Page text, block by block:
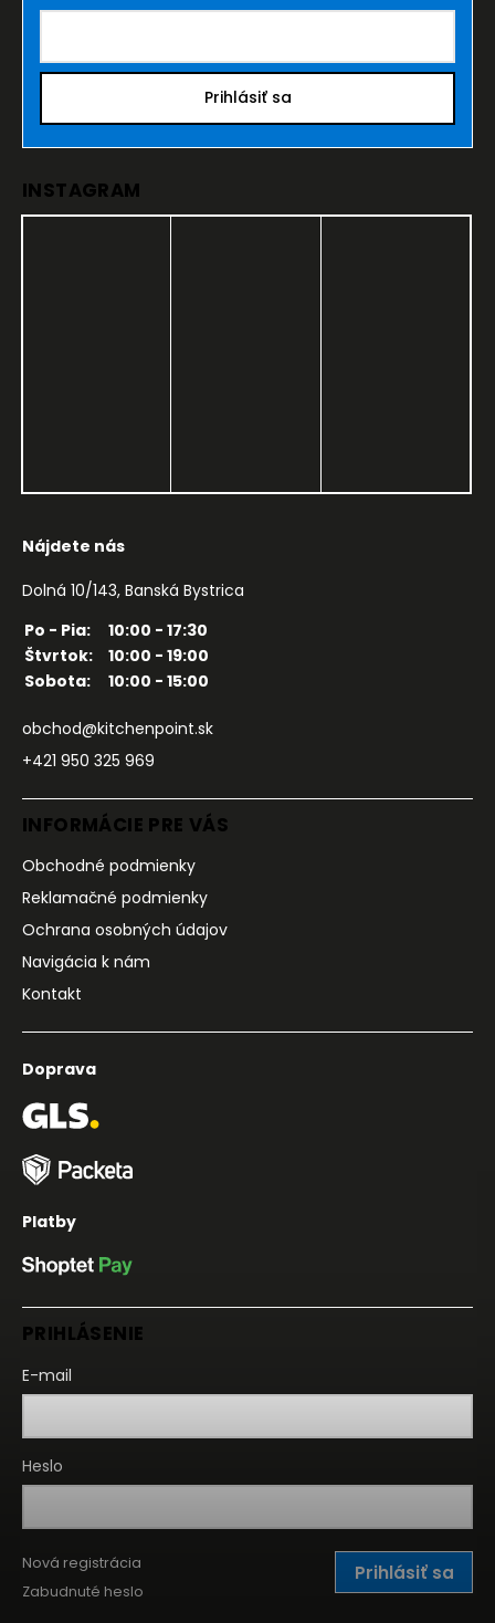
Prihlásiť sa
INSTAGRAM
Nájdete nás
Dolná 10/143, Banská Bystrica
Po - Pia:
10:00 - 17:30
Štvrtok:
10:00 - 19:00
Sobota:
10:00 - 15:00
obchod@kitchenpoint.sk
+421 950 325 969
INFORMÁCIE PRE VÁS
Obchodné podmienky
Reklamačné podmienky
Ochrana osobných údajov
Navigácia k nám
Kontakt
Doprava
Platby
PRIHLÁSENIE
E-mail
Heslo
Prihlásiť sa
Nová registrácia
Zabudnuté heslo